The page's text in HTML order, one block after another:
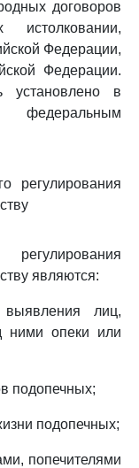
договоров
Федерации,
Федерации.
установлено в
регулирования
являются:
выявления лиц,
ними опеки или
подопечных;
подопечных;
попечителями